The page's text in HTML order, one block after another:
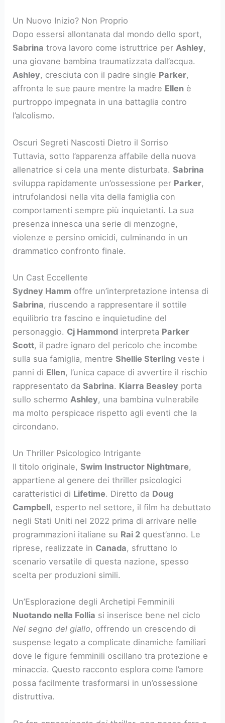
Un Nuovo Inizio? Non Proprio
Dopo essersi allontanata dal mondo dello sport,
Sabrina trova lavoro come istruttrice perAshley,
una giovane bambina traumatizzata dall’acqua.
Ashley, cresciuta con il padre single Parker,
affronta le sue paure mentre la madre Ellen è
purtroppo impegnata in una battaglia contro
l’alcolismo.
Oscuri Segreti Nascosti Dietro il Sorriso
Tuttavia, sotto l’apparenza affabile della nuova
allenatrice si cela una mente disturbata.Sabrina
sviluppa rapidamente un’ossessione per Parker,
intrufolandosi nella vita della famiglia con
comportamenti sempre più inquietanti. La sua
presenza innesca una serie di menzogne,
violenze e persino omicidi, culminando in un
drammatico confronto finale.
Un Cast Eccellente
Sydney Hamm offre un’interpretazione intensa di
Sabrina, riuscendo a rappresentare il sottile
equilibrio tra fascino e inquietudine del
personaggio. Cj Hammond interpreta Parker
Scott, il padre ignaro del pericolo che incombe
sulla sua famiglia, mentreShellie Sterling veste i
panni di Ellen, l’unica capace di avvertire il rischio
rappresentato daSabrina. Kiarra Beasley porta
sullo schermo Ashley, una bambina vulnerabile
ma molto perspicace rispetto agli eventi che la
circondano.
Un Thriller Psicologico Intrigante
Il titolo originale,Swim Instructor Nightmare,
appartiene al genere dei thriller psicologici
caratteristici di Lifetime. Diretto da Doug
Campbell, esperto nel settore, il film ha debuttato
negli Stati Uniti nel 2022 prima di arrivare nelle
programmazioni italiane su Rai 2 quest’anno. Le
riprese, realizzate in Canada, sfruttano lo
scenario versatile di questa nazione, spesso
scelta per produzioni simili.
Un’Esplorazione degli Archetipi Femminili
Nuotando nella Follia si inserisce bene nel ciclo
Nel segno del giallo, offrendo un crescendo di
suspense legato a complicate dinamiche familiari
dove le figure femminili oscillano tra protezione e
minaccia. Questo racconto esplora come l’amore
possa facilmente trasformarsi in un’ossessione
distruttiva.